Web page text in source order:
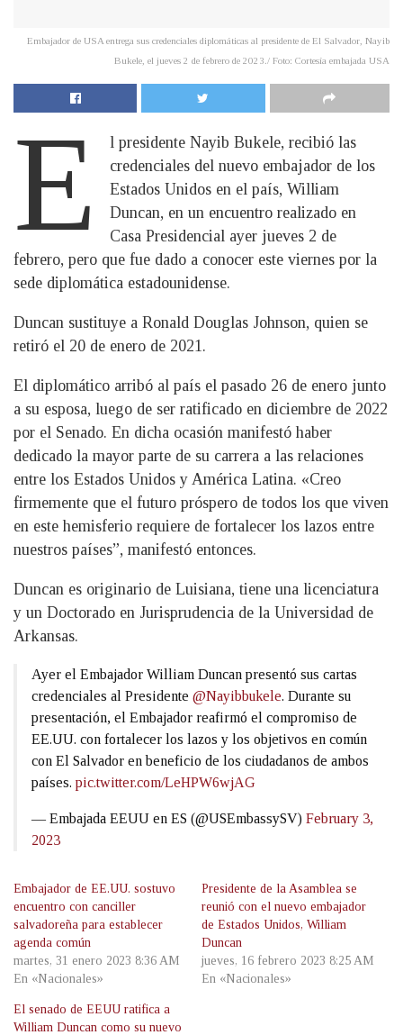
Embajador de USA entrega sus credenciales diplomáticas al presidente de El Salvador, Nayib
Bukele, el jueves 2 de febrero de 2023./ Foto: Cortesía embajada USA
E
l presidente Nayib Bukele, recibió las
credenciales del nuevo embajador de los
Estados Unidos en el país, William
Duncan, en un encuentro realizado en
Casa Presidencial ayer jueves 2 de
febrero, pero que fue dado a conocer este viernes por la
sede diplomática estadounidense.
Duncan sustituye a Ronald Douglas Johnson, quien se
retiró el 20 de enero de 2021.
El diplomático arribó al país el pasado 26 de enero junto
a su esposa, luego de ser ratificado en diciembre de 2022
por el Senado. En dicha ocasión manifestó haber
dedicado la mayor parte de su carrera a las relaciones
entre los Estados Unidos y América Latina. «Creo
firmemente que el futuro próspero de todos los que viven
en este hemisferio requiere de fortalecer los lazos entre
nuestros países”, manifestó entonces.
Duncan es originario de Luisiana, tiene una licenciatura
y un Doctorado en Jurisprudencia de la Universidad de
Arkansas.
Ayer el Embajador William Duncan presentó sus cartas
credenciales al Presidente @Nayibbukele. Durante su
presentación, el Embajador reafirmó el compromiso de
EE.UU. con fortalecer los lazos y los objetivos en común
con El Salvador en beneficio de los ciudadanos de ambos
países. pic.twitter.com/LeHPW6wjAG
— Embajada EEUU en ES (@USEmbassySV) February 3,
2023
Embajador de EE.UU. sostuvo
encuentro con canciller
salvadoreña para establecer
agenda común
martes, 31 enero 2023 8:36 AM
En «Nacionales»
Presidente de la Asamblea se
reunió con el nuevo embajador
de Estados Unidos, William
Duncan
jueves, 16 febrero 2023 8:25 AM
En «Nacionales»
El senado de EEUU ratifica a
William Duncan como su nuevo